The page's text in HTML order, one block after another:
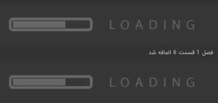
فصل 1 قسمت 6 اضافه شد